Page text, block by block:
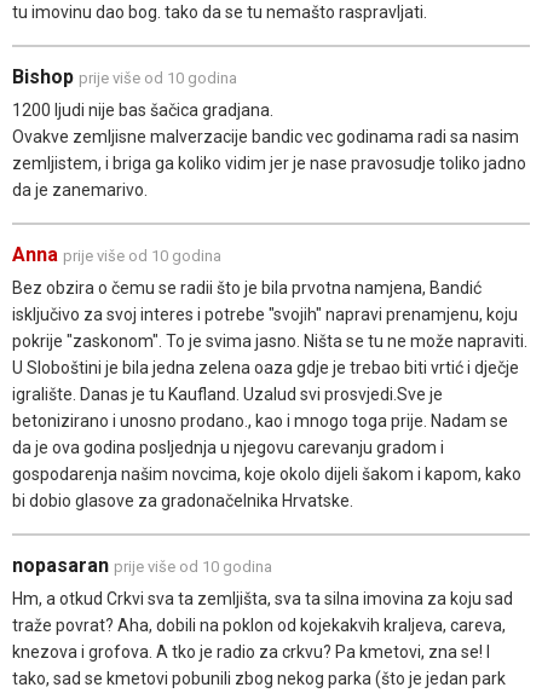
tu imovinu dao bog. tako da se tu nemašto raspravljati.
Bishop prije više od 10 godina
1200 ljudi nije bas šačica gradjana.
Ovakve zemljisne malverzacije bandic vec godinama radi sa nasim
zemljistem, i briga ga koliko vidim jer je nase pravosudje toliko jadno
da je zanemarivo.
Anna prije više od 10 godina
Bez obzira o čemu se radii što je bila prvotna namjena, Bandić
isključivo za svoj interes i potrebe "svojih" napravi prenamjenu, koju
pokrije "zaskonom". To je svima jasno. Ništa se tu ne može napraviti.
U Sloboštini je bila jedna zelena oaza gdje je trebao biti vrtić i dječje
igralište. Danas je tu Kaufland. Uzalud svi prosvjedi.Sve je
betonizirano i unosno prodano., kao i mnogo toga prije. Nadam se
da je ova godina posljednja u njegovu carevanju gradom i
gospodarenja našim novcima, koje okolo dijeli šakom i kapom, kako
bi dobio glasove za gradonačelnika Hrvatske.
nopasaran prije više od 10 godina
Hm, a otkud Crkvi sva ta zemljišta, sva ta silna imovina za koju sad
traže povrat? Aha, dobili na poklon od kojekakvih kraljeva, careva,
knezova i grofova. A tko je radio za crkvu? Pa kmetovi, zna se! I
tako, sad se kmetovi pobunili zbog nekog parka (što je jedan park